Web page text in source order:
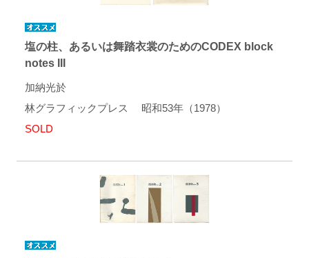
塩の柱、あるいは舞踏衣裳のためのCODEX block
notes III
加納光於
林グラフィックプレス 昭和53年（1978）
SOLD